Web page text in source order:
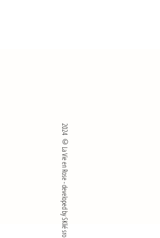
2024 ©La Vie en Rose - developed by SKlié sro